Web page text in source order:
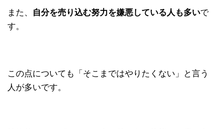
また、 自分を売り込む努力を嫌悪している人も多いで
す。
この点についても「そこまではやりたくない」と言う
人が多いです。